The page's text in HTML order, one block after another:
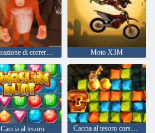
Sensazione di correre di yeti Moto X3M
Caccia al tesoro Caccia al tesoro corsa all'oro